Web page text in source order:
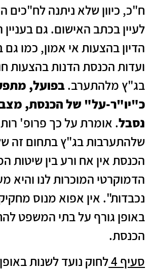
ח"כ, כיוון שלא ניתנה לח"כים
לעיין בכתב האישום. גם
הדיון בהצעות אי אמון, כמו גם
ועדות הכנסת הדנות בהצעות
בג"ץ מלהתערב.בפועל,
כ"יו"ר‑על" של הכנסת,
נסבל. אומרת על כך פרופ' רות
שלהתערבות בג"ץ בתחום זה
הכנסת אין אח ורע בין שיטות
הדמוקרטי המוכרות לנו והיא
נכבדות". אין אפוא מנוס
באופן גורף על בתי המשפט
הכנסת.
סעיף 4
לחוק נועד לשנות